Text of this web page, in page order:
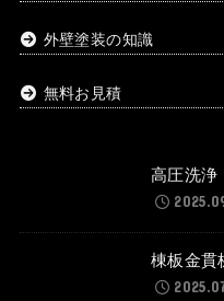
外壁塗装の知識
無料お見積
高圧洗浄
棟板金貫